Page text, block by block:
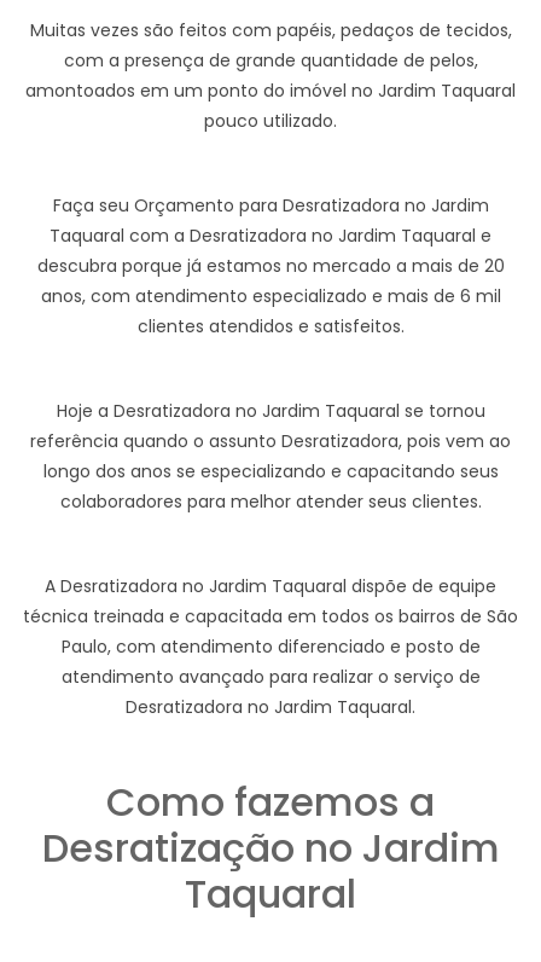
Muitas vezes são feitos com papéis, pedaços de tecidos,
com a presença de grande quantidade de pelos,
amontoados em um ponto do imóvel no Jardim Taquaral
pouco utilizado.
Faça seu Orçamento para Desratizadora no Jardim
Taquaral com a Desratizadora no Jardim Taquaral e
descubra porque já estamos no mercado a mais de 20
anos, com atendimento especializado e mais de 6 mil
clientes atendidos e satisfeitos.
Hoje a Desratizadora no Jardim Taquaral se tornou
referência quando o assunto Desratizadora, pois vem ao
longo dos anos se especializando e capacitando seus
colaboradores para melhor atender seus clientes.
A Desratizadora no Jardim Taquaral dispõe de equipe
técnica treinada e capacitada em todos os bairros de São
Paulo, com atendimento diferenciado e posto de
atendimento avançado para realizar o serviço de
Desratizadora no Jardim Taquaral.
Como fazemos a
Desratização no Jardim
Taquaral